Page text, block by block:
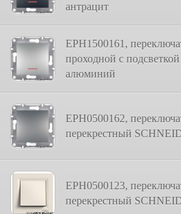
антрацит
EPH1500161,
проходной с
алюминий
EPH0500162,
перекрестный
EPH0500123,
перекрестный